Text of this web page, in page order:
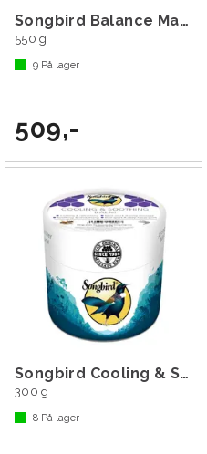
Songbird Balance Massage Wax
550 g
9 På lager
509,-
Songbird Cooling & Soothing Balm
300 g
8 På lager